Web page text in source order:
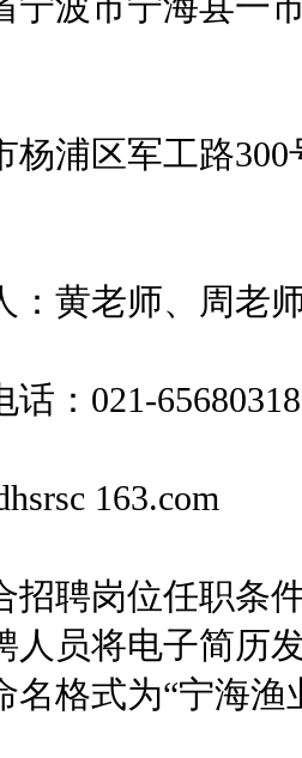
区军工路300
黄老师、周老师
：021-65680318
163.com
聘岗位任职条件
人员将电子简历
名格式为“宁海